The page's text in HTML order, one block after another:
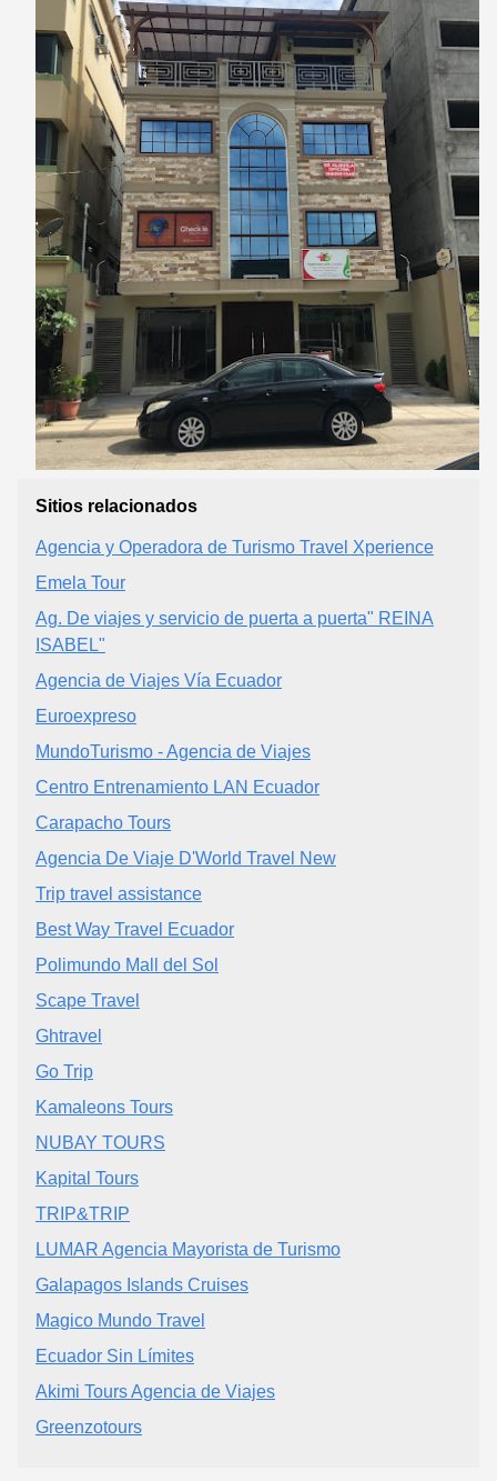
Sitios relacionados
Agencia y Operadora de Turismo Travel Xperience
Emela Tour
Ag. De viajes y servicio de puerta a puerta" REINA
ISABEL"
Agencia de Viajes Vía Ecuador
Euroexpreso
MundoTurismo - Agencia de Viajes
Centro Entrenamiento LAN Ecuador
Carapacho Tours
Agencia De Viaje D'World Travel New
Trip travel assistance
Best Way Travel Ecuador
Polimundo Mall del Sol
Scape Travel
Ghtravel
Go Trip
Kamaleons Tours
NUBAY TOURS
Kapital Tours
TRIP&TRIP
LUMAR Agencia Mayorista de Turismo
Galapagos Islands Cruises
Magico Mundo Travel
Ecuador Sin Límites
Akimi Tours Agencia de Viajes
Greenzotours